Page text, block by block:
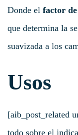
Donde el factor
que determina la
suavizada a los
Usos
[aib_post_related
todo sobre el